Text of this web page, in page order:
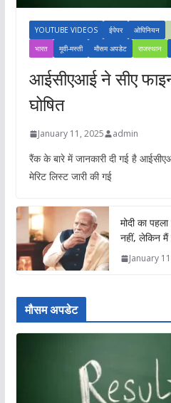
YOUTUBE VIDEOS ईपेपर ओपिनियन
भारत
मूवी-मस्ती मौसम अपडेट राजस्थान
आईसीएआई ने सीए
घोषित
January 11, 2025 admin
रैंक के बारे में जानकारी दी गई है
मेरिट लिस्ट जारी की गई
मोदी का
नहीं, लेकिन मैं
January
मौसम अपडेट